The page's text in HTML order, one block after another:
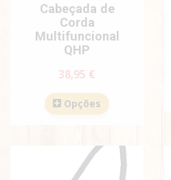
Cabeçada de
Corda
Multifuncional
QHP
38,95 €
Opções